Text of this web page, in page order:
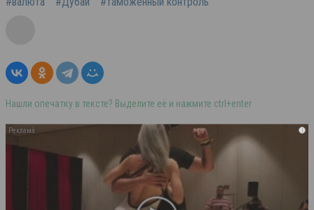
Нашли опечатку в тексте? Выделите её и нажмите ctrl+enter
i